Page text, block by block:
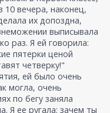
10 вечера, наконец,
их допоздна,
выписывала
раз. Я ей говорила:
пятерки ценой
четверку!"
ей было очень
могла, очень
по бегу заняла
Я ее ругала: зачем ты